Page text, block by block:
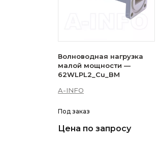
Волноводная нагрузка
малой мощности —
62WLPL2_Cu_BM
A-INFO
Под заказ
Цена по запросу